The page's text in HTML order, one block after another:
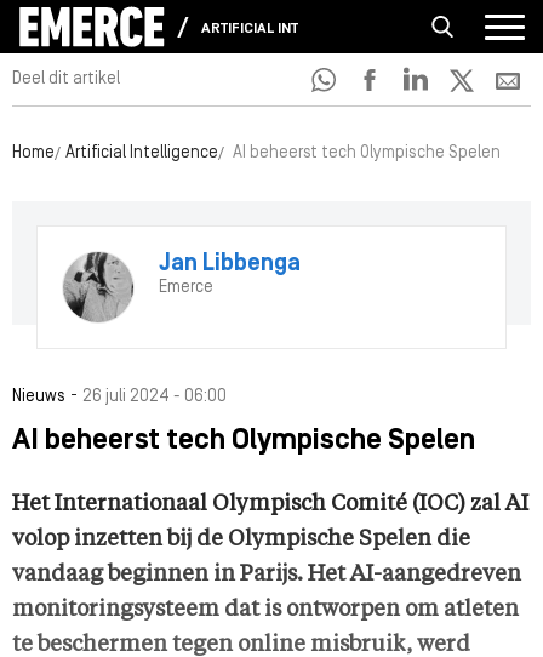
ARTIFICIAL INTELLIGENCE
Deel dit artikel
Home Artificial Intelligence AI beheerst tech Olympische Spelen
Jan Libbenga
Emerce
Nieuws - 26 juli 2024 - 06:00
AI beheerst tech Olympische Spelen
Het Internationaal Olympisch Comité (IOC) zal AI
volop inzetten bij de Olympische Spelen die
vandaag beginnen in Parijs. Het AI-aangedreven
monitoringsysteem dat is ontworpen om atleten
te beschermen tegen online misbruik, werd